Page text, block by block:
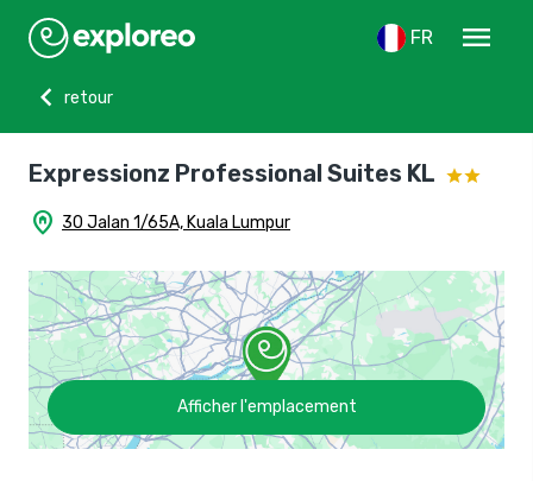
FR
menu
chevron_left
retour
Expressionz Professional Suites KL
home_pin 30 Jalan 1/65A, Kuala Lumpur
Afficher l'emplacement